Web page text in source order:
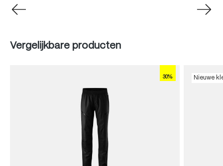
Produktgalerie überspringen
Vergelijkbare producten
30% Nieuwe